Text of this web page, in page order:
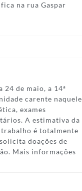
na rua Gaspar
24 de maio, a 14ª
carente naquele
exames
A estimativa da
trabalho é totalmente
doações de
Mais informações